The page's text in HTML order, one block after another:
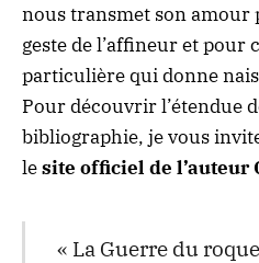
nous transmet son
geste de l’affineur et pour
particulière qui donne
Pour découvrir l’étendue
bibliographie, je vous
lesite officiel de l’auteur
« La Guerre du